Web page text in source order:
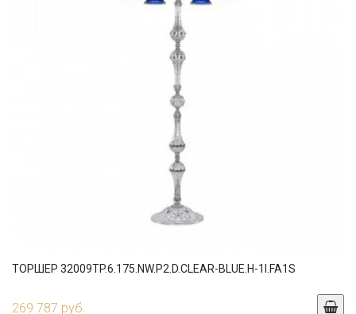
ТОРШЕР 32009TP.6.175.NW.P2.D.CLEAR-BLUE.H-1I.FA1S
269 787 руб.